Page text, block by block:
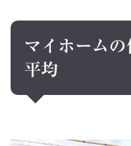
マイホーム
平均